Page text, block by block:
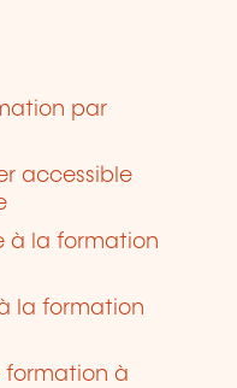
par
accessible
à la formation
la formation
formation à